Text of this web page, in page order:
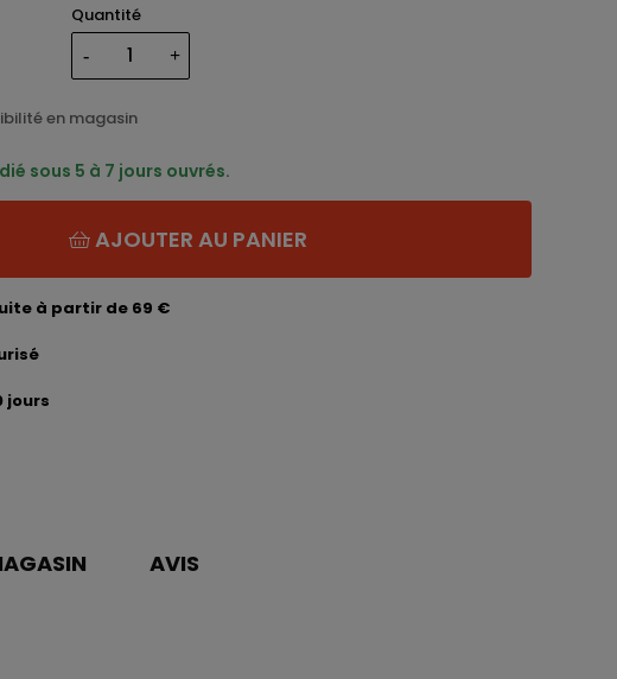
Quantité
en magasin
sous 5 à 7 jours ouvrés.
AJOUTER AU PANIER
à partir de 69 €
jours
AVIS